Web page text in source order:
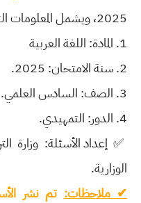
2025، ويشمل المعلومات التالية:
1. المادة: اللغة العربية
2. سنة الامتحان: 2025.
3. الصف: السادس العلمي.
4. الدور: التمهيدي.
✅ إعداد الأسئلة: وزارة
الوزارية.
✔ملاحظات: تم نشر